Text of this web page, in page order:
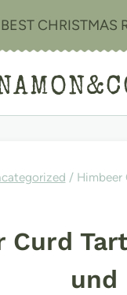
CHRISTMAS
/ Himbeer
Curd
und